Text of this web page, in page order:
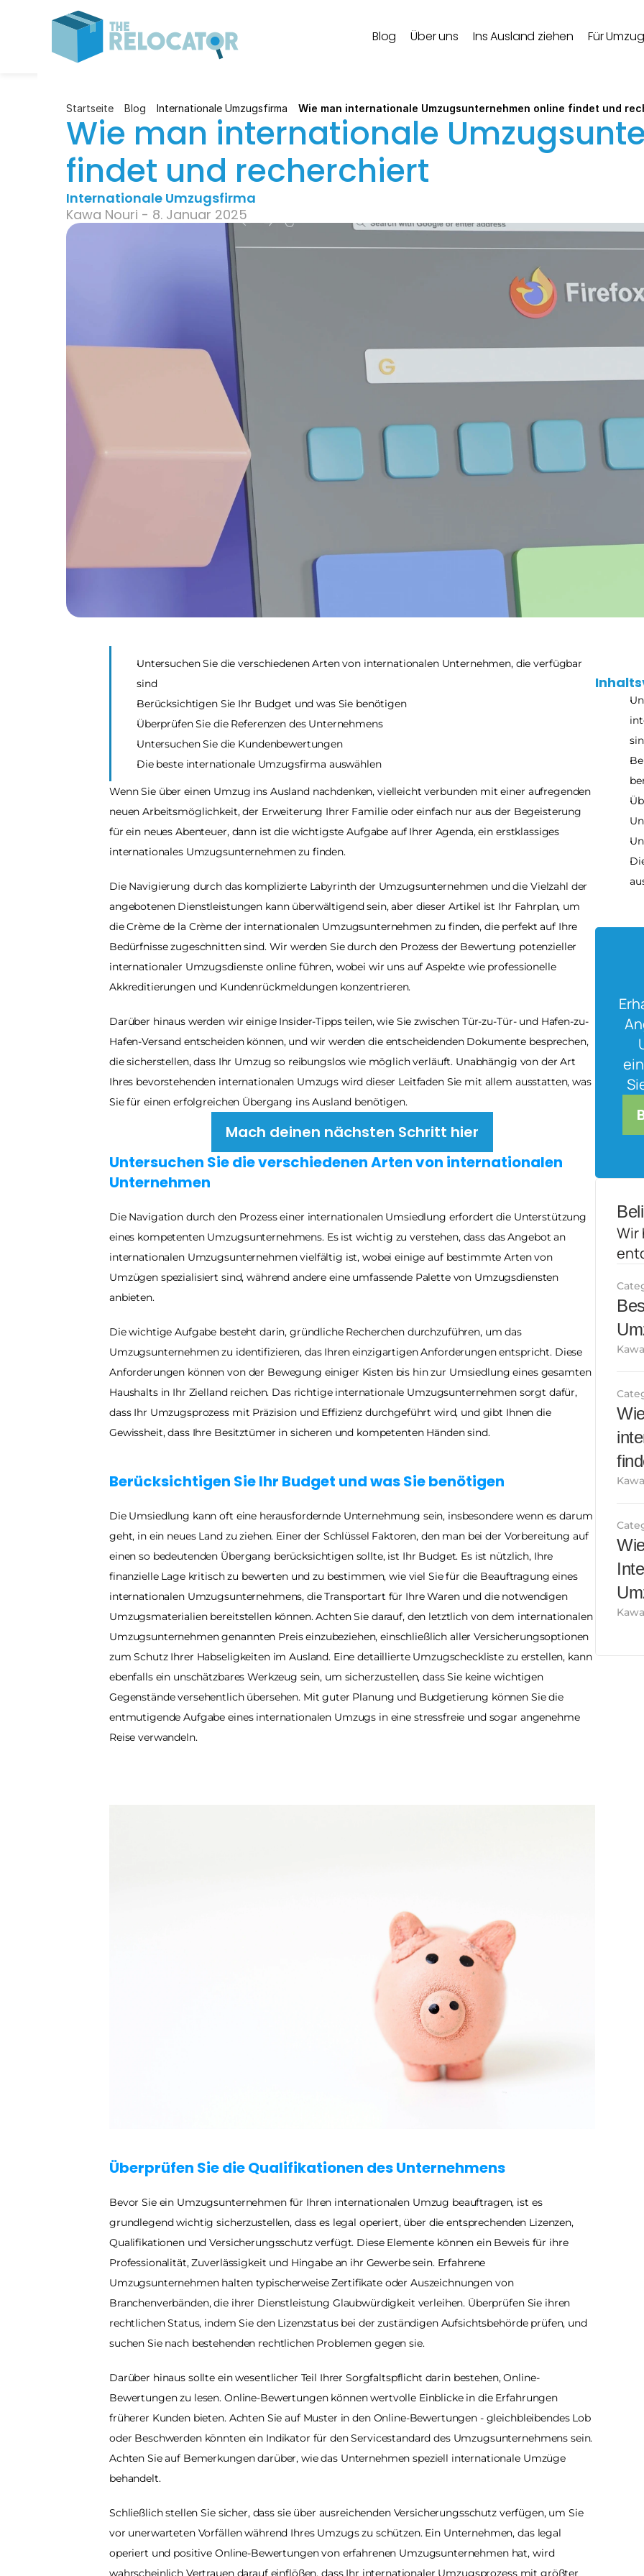
Blog Über uns Ins Ausland ziehen Für
Startseite Blog Internationale Umzugsfirma Wie man internationale Umzugsunternehmen online findet und
Wie man internationale
findet und recherchiert
Internationale Umzugsfirma
Kawa Nouri - 8. Januar 2025
Untersuchen Sie die verschiedenen Arten von internationalen Unternehmen, die verfügbar
sind
Berücksichtigen Sie Ihr Budget und was Sie benötigen
Überprüfen Sie die Referenzen des Unternehmens
Untersuchen Sie die Kundenbewertungen
Die beste internationale Umzugsfirma auswählen
Wenn Sie über einen Umzug ins Ausland nachdenken, vielleicht verbunden mit einer aufregenden
neuen Arbeitsmöglichkeit, der Erweiterung Ihrer Familie oder einfach nur aus der Begeisterung
für ein neues Abenteuer, dann ist die wichtigste Aufgabe auf Ihrer Agenda, ein erstklassiges
internationales Umzugsunternehmen zu finden.
Die Navigierung durch das komplizierte Labyrinth der Umzugsunternehmen und die Vielzahl der
angebotenen Dienstleistungen kann überwältigend sein, aber dieser Artikel ist Ihr Fahrplan, um
die Crème de la Crème der internationalen Umzugsunternehmen zu finden, die perfekt auf Ihre
Bedürfnisse zugeschnitten sind. Wir werden Sie durch den Prozess der Bewertung potenzieller
internationaler Umzugsdienste online führen, wobei wir uns auf Aspekte wie professionelle
Akkreditierungen und Kundenrückmeldungen konzentrieren.
Darüber hinaus werden wir einige Insider-Tipps teilen, wie Sie zwischen Tür-zu-Tür- und Hafen-zu-
Hafen-Versand entscheiden können, und wir werden die entscheidenden Dokumente besprechen,
die sicherstellen, dass Ihr Umzug so reibungslos wie möglich verläuft. Unabhängig von der Art
Ihres bevorstehenden internationalen Umzugs wird dieser Leitfaden Sie mit allem ausstatten, was
Sie für einen erfolgreichen Übergang ins Ausland benötigen.
Mach deinen nächsten Schritt hier
Untersuchen Sie die verschiedenen Arten von internationalen
Unternehmen
Die Navigation durch den Prozess einer internationalen Umsiedlung erfordert die Unterstützung
eines kompetenten Umzugsunternehmens. Es ist wichtig zu verstehen, dass das Angebot an
internationalen Umzugsunternehmen vielfältig ist, wobei einige auf bestimmte Arten von
Umzügen spezialisiert sind, während andere eine umfassende Palette von Umzugsdiensten
anbieten.
Die wichtige Aufgabe besteht darin, gründliche Recherchen durchzuführen, um das
Umzugsunternehmen zu identifizieren, das Ihren einzigartigen Anforderungen entspricht. Diese
Anforderungen können von der Bewegung einiger Kisten bis hin zur Umsiedlung eines gesamten
Haushalts in Ihr Zielland reichen. Das richtige internationale Umzugsunternehmen sorgt dafür,
dass Ihr Umzugsprozess mit Präzision und Effizienz durchgeführt wird, und gibt Ihnen die
Gewissheit, dass Ihre Besitztümer in sicheren und kompetenten Händen sind.
Berücksichtigen Sie Ihr Budget und was Sie benötigen
Die Umsiedlung kann oft eine herausfordernde Unternehmung sein, insbesondere wenn es darum
geht, in ein neues Land zu ziehen. Einer der Schlüssel Faktoren, den man bei der Vorbereitung auf
einen so bedeutenden Übergang berücksichtigen sollte, ist Ihr Budget. Es ist nützlich, Ihre
finanzielle Lage kritisch zu bewerten und zu bestimmen, wie viel Sie für die Beauftragung eines
internationalen Umzugsunternehmens, die Transportart für Ihre Waren und die notwendigen
Umzugsmaterialien bereitstellen können. Achten Sie darauf, den letztlich von dem internationalen
Umzugsunternehmen genannten Preis einzubeziehen, einschließlich aller Versicherungsoptionen
zum Schutz Ihrer Habseligkeiten im Ausland. Eine detaillierte Umzugscheckliste zu erstellen, kann
ebenfalls ein unschätzbares Werkzeug sein, um sicherzustellen, dass Sie keine wichtigen
Gegenstände versehentlich übersehen. Mit guter Planung und Budgetierung können Sie die
entmutigende Aufgabe eines internationalen Umzugs in eine stressfreie und sogar angenehme
Reise verwandeln.
Überprüfen Sie die Qualifikationen des Unternehmens
Bevor Sie ein Umzugsunternehmen für Ihren internationalen Umzug beauftragen, ist es
grundlegend wichtig sicherzustellen, dass es legal operiert, über die entsprechenden Lizenzen,
Qualifikationen und Versicherungsschutz verfügt. Diese Elemente können ein Beweis für ihre
Professionalität, Zuverlässigkeit und Hingabe an ihr Gewerbe sein. Erfahrene
Umzugsunternehmen halten typischerweise Zertifikate oder Auszeichnungen von
Branchenverbänden, die ihrer Dienstleistung Glaubwürdigkeit verleihen. Überprüfen Sie ihren
rechtlichen Status, indem Sie den Lizenzstatus bei der zuständigen Aufsichtsbehörde prüfen, und
suchen Sie nach bestehenden rechtlichen Problemen gegen sie.
Darüber hinaus sollte ein wesentlicher Teil Ihrer Sorgfaltspflicht darin bestehen, Online-
Bewertungen zu lesen. Online-Bewertungen können wertvolle Einblicke in die Erfahrungen
früherer Kunden bieten. Achten Sie auf Muster in den Online-Bewertungen - gleichbleibendes Lob
oder Beschwerden könnten ein Indikator für den Servicestandard des Umzugsunternehmens sein.
Achten Sie auf Bemerkungen darüber, wie das Unternehmen speziell internationale Umzüge
behandelt.
Schließlich stellen Sie sicher, dass sie über ausreichenden Versicherungsschutz verfügen, um Sie
vor unerwarteten Vorfällen während Ihres Umzugs zu schützen. Ein Unternehmen, das legal
operiert und positive Online-Bewertungen von erfahrenen Umzugsunternehmen hat, wird
wahrscheinlich Vertrauen darauf einflößen, dass Ihr internationaler Umzugsprozess mit größter
Wir